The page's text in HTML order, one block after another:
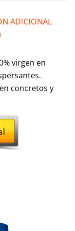
ADICIONAL
virgen en
concretos y